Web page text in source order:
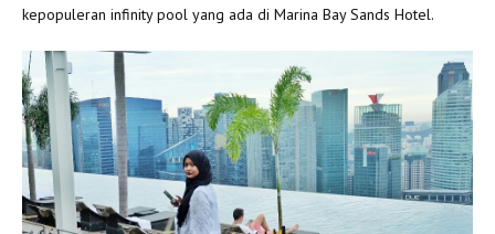
kepopuleran infinity pool yang ada di Marina Bay Sands Hotel.